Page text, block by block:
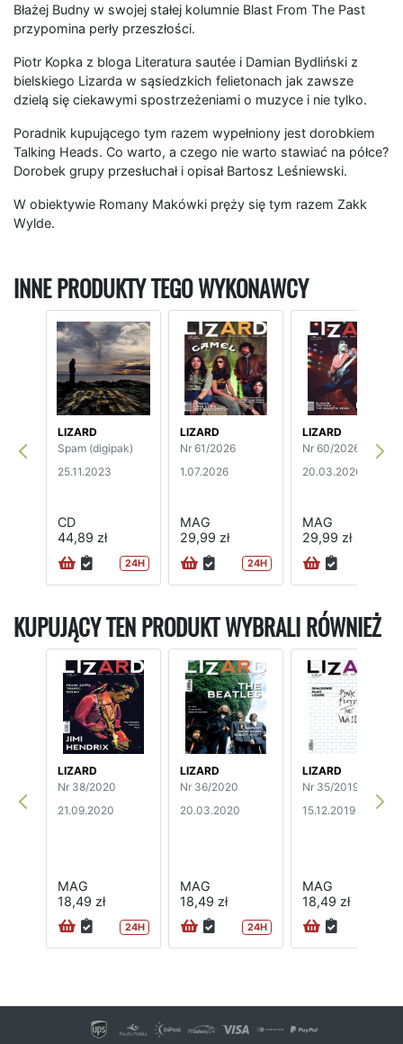
Błażej Budny w swojej stałej kolumnie Blast From The Past
przypomina perły przeszłości.
Piotr Kopka z bloga Literatura sautée i Damian Bydliński z
bielskiego Lizarda w sąsiedzkich felietonach jak zawsze
dzielą się ciekawymi spostrzeżeniami o muzyce i nie tylko.
Poradnik kupującego tym razem wypełniony jest dorobkiem
Talking Heads. Co warto, a czego nie warto stawiać na półce?
Dorobek grupy przesłuchał i opisał Bartosz Leśniewski.
W obiektywie Romany Makówki pręży się tym razem Zakk
Wylde.
INNE PRODUKTY TEGO WYKONAWCY
LIZARD
Spam (digipak)
25.11.2023
CD
44,89 zł
24H
LIZARD
Nr 61/2026
1.07.2026
MAG
29,99 zł
24H
LIZARD
Nr 60/2026
20.03.2026
MAG
29,99 zł
KUPUJĄCY TEN PRODUKT WYBRALI RÓWNIEŻ
LIZARD
Nr 38/2020
21.09.2020
MAG
18,49 zł
24H
LIZARD
Nr 36/2020
20.03.2020
MAG
18,49 zł
24H
LIZARD
Nr 35/2019
15.12.2019
MAG
18,49 zł